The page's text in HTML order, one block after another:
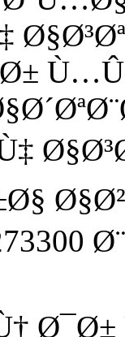
Ø§Ø³Øª
Ø¯Ø±